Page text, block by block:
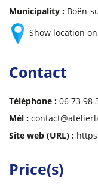
Municipality : Boën-
Show location
Contact
Téléphone : 06 73 98
Mél :
Site web (URL) :
Price(s)